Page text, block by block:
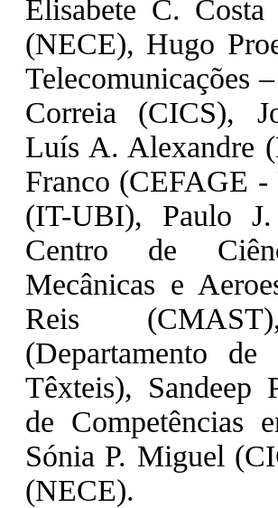
Elisabete C.
(NECE), Hugo
Telecomunicações
Correia (CICS),
Luís A. Alexandre
Franco (CEFAGE
(IT-UBI), Paulo
Centro de
Mecânicas e
Reis
(Departamento
Têxteis),
de Competências
Sónia P. Miguel
(NECE).